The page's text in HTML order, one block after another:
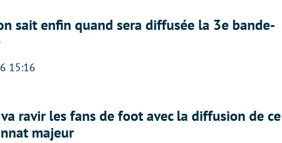
sait enfin quand sera diffusée la 3e bande-
15:16
ravir les fans de foot avec la diffusion de ce
majeur